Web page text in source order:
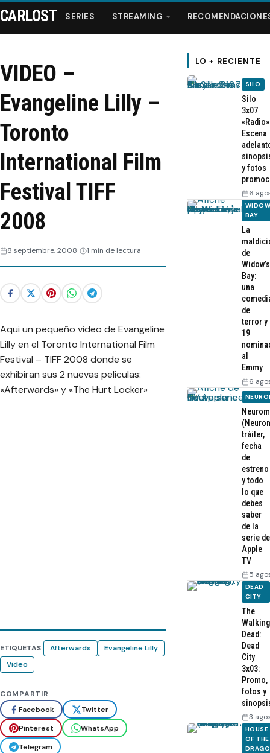
Streaming
Recomendaciones
Videos
Webisodios
CARLOST SERIES STREAMING
VIDEO –
Evangeline Lilly –
Toronto
International Film
Festival TIFF
2008
8 septiembre, 2008 1 min de lectura
Aqui un pequeño video de Evangeline
Lilly en el Toronto International Film
Festival – TIFF 2008 donde se
exhibiran sus 2 nuevas peliculas:
«Afterwards» y «The Hurt Locker»
ETIQUETAS Afterwards
Evangeline Lilly
Video
COMPARTIR
Facebook
Twitter
Pinterest
WhatsApp
Telegram
LO + RECIENTE
SILO
Silo
3x07
Escena
y fotos
6
BAY
La
de
Widow’s
Bay:
una
de
terror y
19
al
Emmy
6
tráiler,
fecha
de
estreno
y todo
lo que
debes
saber
de la
serie de
Apple
TV
5
DEAD
CITY
The
Walking
Dead:
Dead
City
3x03:
Promo,
fotos y
3
HOUSE
OF THE